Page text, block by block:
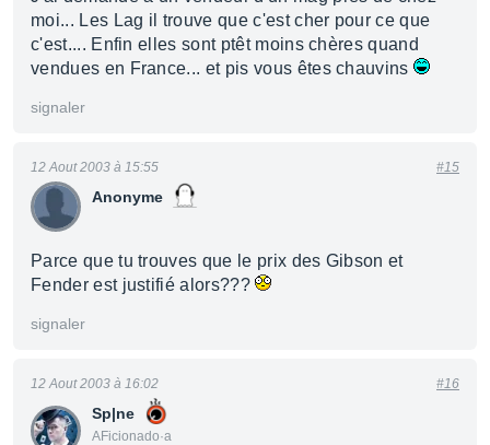
moi... Les Lag il trouve que c'est cher pour ce que
c'est.... Enfin elles sont ptêt moins chères quand
vendues en France... et pis vous êtes chauvins
signaler
Anonyme
12 Aout 2003 à 15:55 #15
Parce que tu trouves que le prix des Gibson et
Fender est justifié alors???
signaler
Sp|ne
AFicionado·a
12 Aout 2003 à 16:02 #16